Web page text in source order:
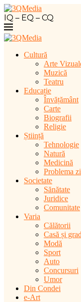
IQ – EQ – CQ
Cultură
Arte
Muzică
Teatru
Educație
Învățământ
Carte
Biografii
Religie
Știință
Tehnologie
Natură
Medicină
Problema
Societate
Sănătate
Juridice
Comunitate
Varia
Călătorii
Casă și
Modă
Sport
Auto
Concursuri
Umor
Din Condei
e-Art